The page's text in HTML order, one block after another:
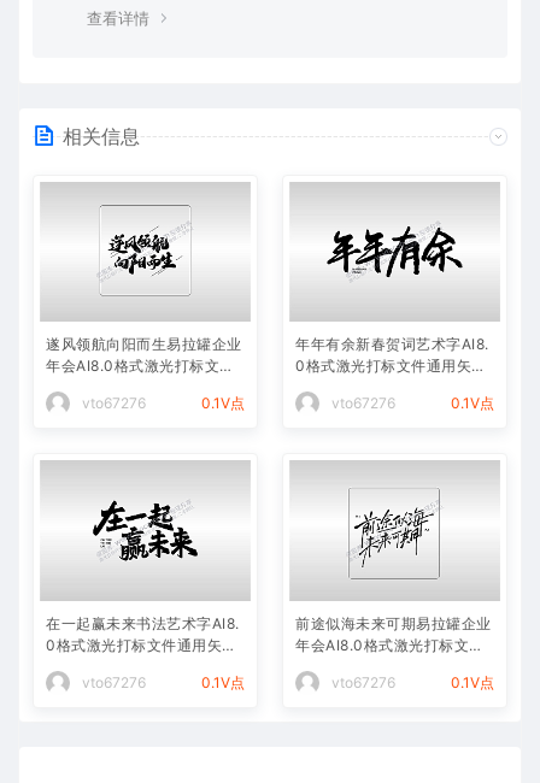
查看详情
相关信息
遂风领航向阳而生易拉罐企业
年会AI8.0格式激光打标文件
通用矢量图
vto67276
0.1V点
年年有余新春贺词艺术字AI8.
0格式激光打标文件通用矢量
图
vto67276
0.1V点
在一起赢未来书法艺术字AI8.
0格式激光打标文件通用矢量
vto67276
0.1V点
前途似海未来可期易拉罐企业
年会AI8.0格式激光打标文件
vto67276
0.1V点